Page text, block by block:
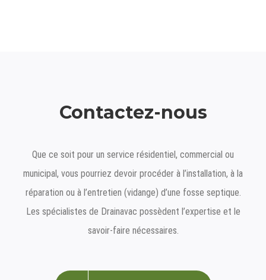
Contactez-nous
Que ce soit pour un service résidentiel, commercial ou
municipal, vous pourriez devoir procéder à l’installation, à la
réparation ou à l’entretien (vidange) d’une fosse septique.
Les spécialistes de Drainavac possèdent l’expertise et le
savoir-faire nécessaires.